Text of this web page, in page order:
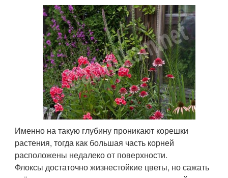
Именно на такую глубину проникают корешки
растения, тогда как большая часть корней
расположены недалеко от поверхности.
Флоксы достаточно жизнестойкие цветы, но сажать